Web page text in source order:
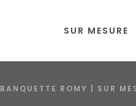
SUR MESURE
BANQUETTE ROMY | SUR